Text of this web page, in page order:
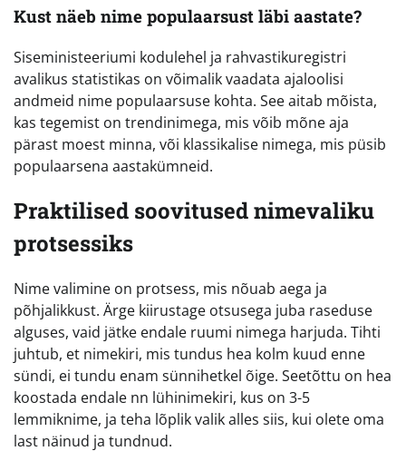
Kust näeb nime populaarsust läbi aastate?
Siseministeeriumi kodulehel ja rahvastikuregistri
avalikus statistikas on võimalik vaadata ajaloolisi
andmeid nime populaarsuse kohta. See aitab mõista,
kas tegemist on trendinimega, mis võib mõne aja
pärast moest minna, või klassikalise nimega, mis püsib
populaarsena aastakümneid.
Praktilised soovitused nimevaliku
protsessiks
Nime valimine on protsess, mis nõuab aega ja
põhjalikkust. Ärge kiirustage otsusega juba raseduse
alguses, vaid jätke endale ruumi nimega harjuda. Tihti
juhtub, et nimekiri, mis tundus hea kolm kuud enne
sündi, ei tundu enam sünnihetkel õige. Seetõttu on hea
koostada endale nn lühinimekiri, kus on 3-5
lemmiknime, ja teha lõplik valik alles siis, kui olete oma
last näinud ja tundnud.